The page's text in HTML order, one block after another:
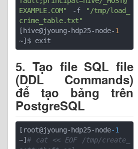
EXAMPLE.COM"
-f
"/tmp/load_
crime_table.txt"
[hive@jyoung-hdp25-node-1
5. Tạo file SQL file
(DDL Commands)
để tạo bảng trên
PostgreSQL
[root@jyoung-hdp25-node-1
~]# cat << EOF /tmp/create_